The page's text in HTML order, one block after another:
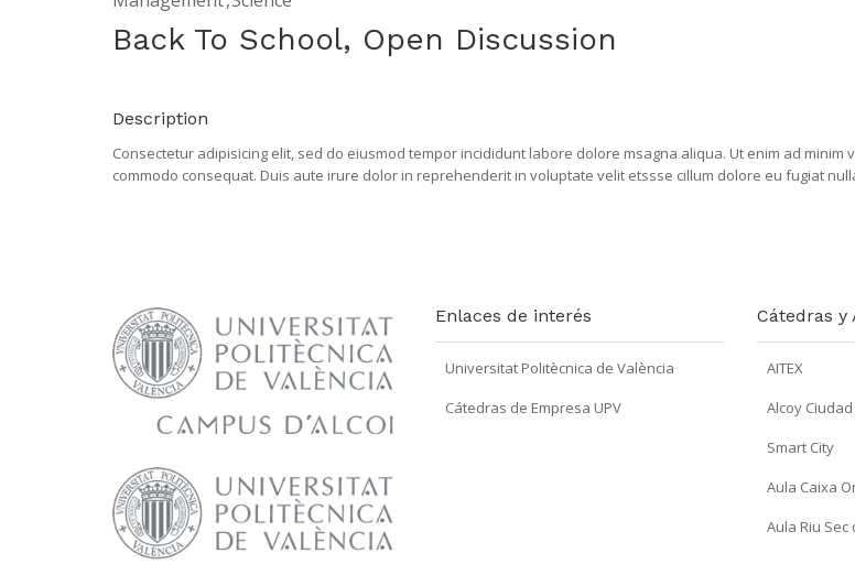
Back To School, Open Discussion
Description
Consectetur adipisicing elit, sed do eiusmod tempor incididunt labore dolore msagna aliqua. Ut enim ad
commodo consequat. Duis aute irure dolor in reprehenderit in voluptate velit etssse cillum dolore eu fugiat
Enlaces de interés
Universitat Politècnica de València
Cátedras de Empresa UPV
Cátedras y
AITEX
Alcoy
Smart City
Aula Caixa
Aula Riu